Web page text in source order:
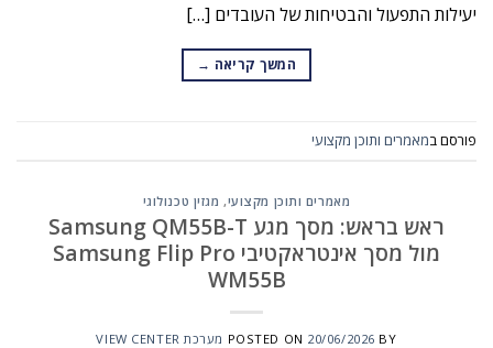
יעילות התפעול והבטיחות של העובדים […]
המשך קריאה →
פורסם במאמרים ותוכן מקצועי
מאמרים ותוכן מקצועי, מגזין טכנולוגי
ראש בראש: מסך מגע Samsung QM55B-T
מול מסך אינטראקטיבי Samsung Flip Pro
WM55B
POSTED ON 20/06/2026 BY מערכת VIEW CENTER